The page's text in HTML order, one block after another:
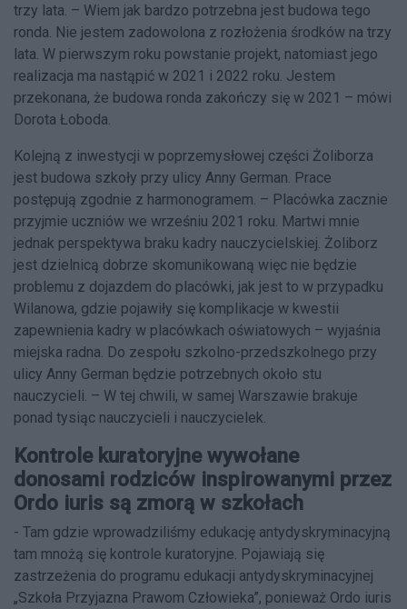
trzy lata. – Wiem jak bardzo potrzebna jest budowa tego
ronda. Nie jestem zadowolona z rozłożenia środków na trzy
lata. W pierwszym roku powstanie projekt, natomiast jego
realizacja ma nastąpić w 2021 i 2022 roku. Jestem
przekonana, że budowa ronda zakończy się w 2021 – mówi
Dorota Łoboda.
Kolejną z inwestycji w poprzemysłowej części Żoliborza
jest budowa szkoły przy ulicy Anny German. Prace
postępują zgodnie z harmonogramem. – Placówka zacznie
przyjmie uczniów we wrześniu 2021 roku. Martwi mnie
jednak perspektywa braku kadry nauczycielskiej. Żoliborz
jest dzielnicą dobrze skomunikowaną więc nie będzie
problemu z dojazdem do placówki, jak jest to w przypadku
Wilanowa, gdzie pojawiły się komplikacje w kwestii
zapewnienia kadry w placówkach oświatowych – wyjaśnia
miejska radna. Do zespołu szkolno-przedszkolnego przy
ulicy Anny German będzie potrzebnych około stu
nauczycieli. – W tej chwili, w samej Warszawie brakuje
ponad tysiąc nauczycieli i nauczycielek.
Kontrole kuratoryjne wywołane
donosami rodziców inspirowanymi przez
Ordo iuris są zmorą w szkołach
- Tam gdzie wprowadziliśmy edukację antydyskryminacyjną
tam mnożą się kontrole kuratoryjne. Pojawiają się
zastrzeżenia do programu edukacji antydyskryminacyjnej
„Szkoła Przyjazna Prawom Człowieka”, ponieważ Ordo iuris